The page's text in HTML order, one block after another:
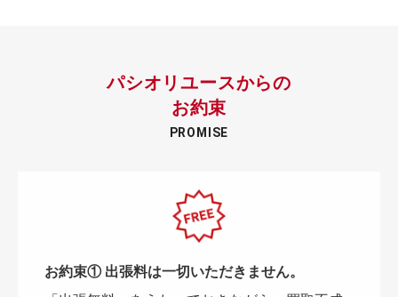
パシオリユースからの
お約束
PROMISE
お約束① 出張料は一切いただきません。